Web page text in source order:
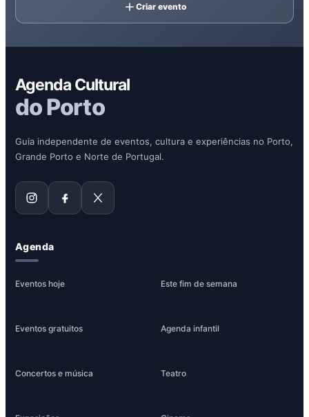
Criar evento
Agenda Cultural
do Porto
Guia independente de eventos, cultura e experiências no Porto,
Grande Porto e Norte de Portugal.
Agenda
Eventos hoje Este fim de semana
Eventos gratuitos Agenda infantil
Concertos e música Teatro